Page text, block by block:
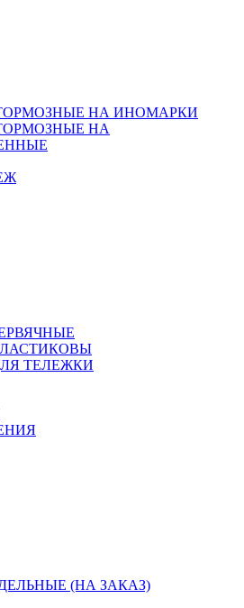
НА ИНОМАРКИ
НА
ТЕЛЕЖКИ
(НА ЗАКАЗ)